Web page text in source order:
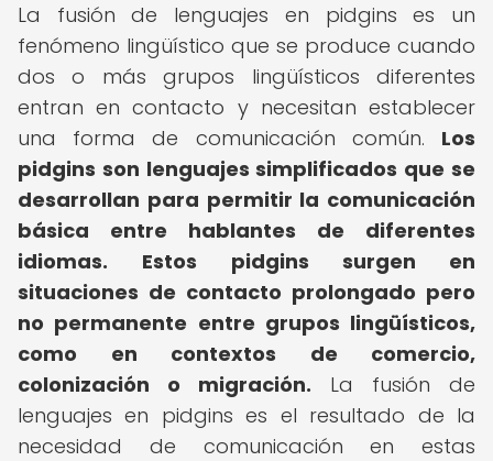
La fusión de lenguajes en pidgins es un
fenómeno lingüístico que se produce cuando
dos o más grupos lingüísticos diferentes
entran en contacto y necesitan establecer
una forma de comunicación común. Los
pidgins son lenguajes simplificados que se
desarrollan para permitir la comunicación
básica entre hablantes de diferentes
idiomas.
Estos pidgins surgen en
situaciones de contacto prolongado pero
no permanente entre grupos lingüísticos,
como en contextos de comercio,
colonización o migración. La fusión de
lenguajes en pidgins es el resultado de la
necesidad de comunicación en estas